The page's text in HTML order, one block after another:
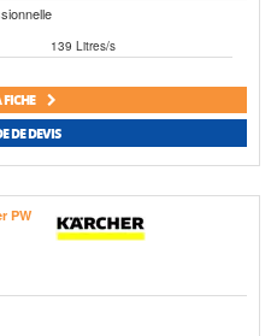
139 Litres/s
DE DEVIS